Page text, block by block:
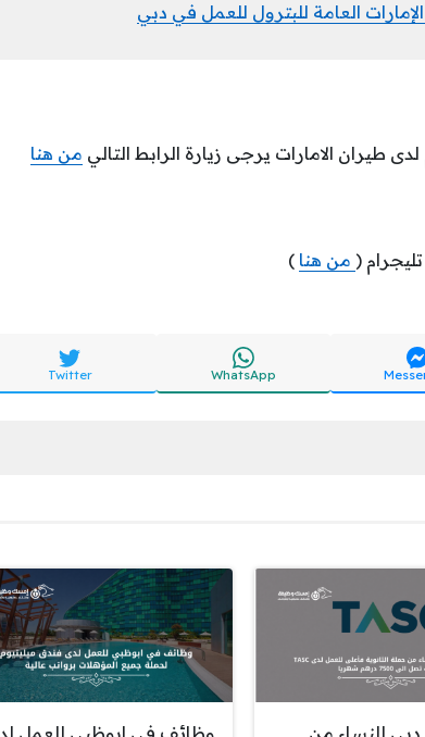
العامة للبترول للعمل في دبي
طيران الامارات يرجى زيارة الرابط التالي من هنا
( من هنا )
WhatsApp
Twitter
للنساء من
وظائف في ابوظبي للعمل